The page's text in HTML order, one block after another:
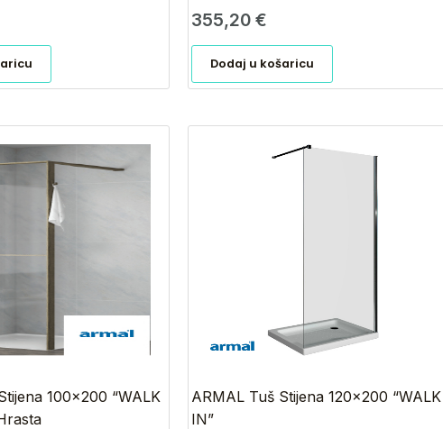
355,20 €
Dodaj u košaricu
100×200 “WALK
ARMAL Tuš Stijena 120×200 “WALK
IN”